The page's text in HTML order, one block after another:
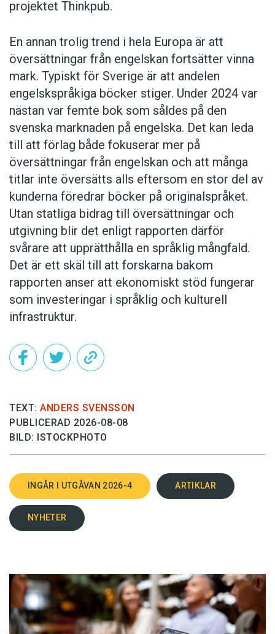
projektet Thinkpub.
En annan trolig trend i hela Europa är att
översättningar från engelskan fortsätter vinna
mark. Typiskt för Sverige är att andelen
engelskspråkiga böcker stiger. Under 2024 var
nästan var femte bok som såldes på den
svenska marknaden på engelska. Det kan leda
till att förlag både fokuserar mer på
översättningar från engelskan och att många
titlar inte översätts alls eftersom en stor del av
kunderna föredrar böcker på originalspråket.
Utan statliga bidrag till översättningar och
utgivning blir det enligt rapporten därför
svårare att upprätthålla en språklig mångfald.
Det är ett skäl till att forskarna bakom
rapporten anser att ekonomiskt stöd fungerar
som investeringar i språklig och kulturell
infrastruktur.
TEXT: ANDERS SVENSSON
PUBLICERAD 2026-08-08
BILD: ISTOCKPHOTO
INGÅR I UTGÅVAN 2026-4 ARTIKLAR
NYHETER